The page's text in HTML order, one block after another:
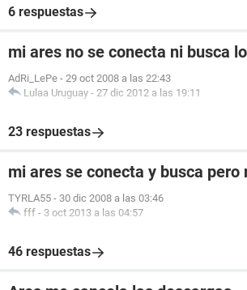
6 respuestas
mi ares no se conecta ni busca
AdRi_LePe - 29 oct 2008 a las 22:43
Lulaa Uruguay - 27 dic 2012 a las 19:11
23 respuestas
mi ares se conecta y busca pero
TYRLA55 - 30 dic 2008 a las 03:46
fff - 3 oct 2013 a las 04:57
46 respuestas